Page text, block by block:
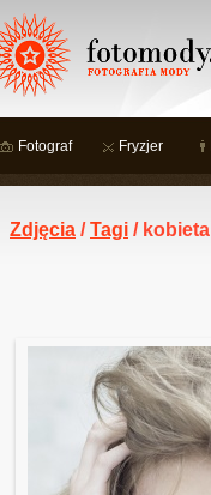
Fotograf Fryzjer
Zdjęcia /Tagi / kobieta